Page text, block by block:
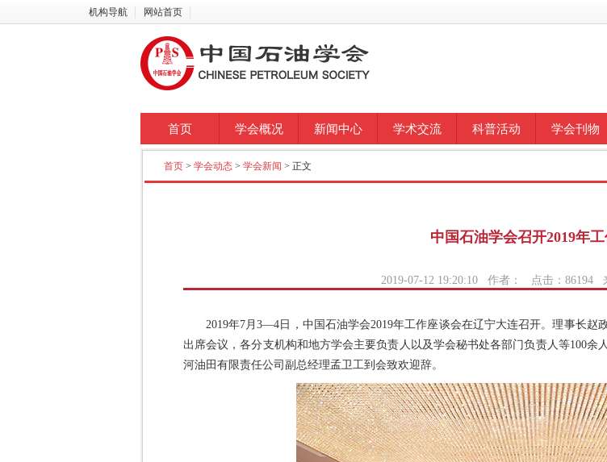
机构导航 网站首页
首页 学会概况 新闻中心 学术交流 科普活动 学会刊物
首页 > 学会动态 > 学会新闻 > 正文
中国石油学会召开2019年
2019-07-12 19:20:10 作者： 点击： 86194
2019年7月3—4日，中国石油学会2019年工作座谈会在辽宁大连召开。理事长
出席会议，各分支机构和地方学会主要负责人以及学会秘书处各部门负责人等100余
河油田有限责任公司副总经理孟卫工到会致欢迎辞。